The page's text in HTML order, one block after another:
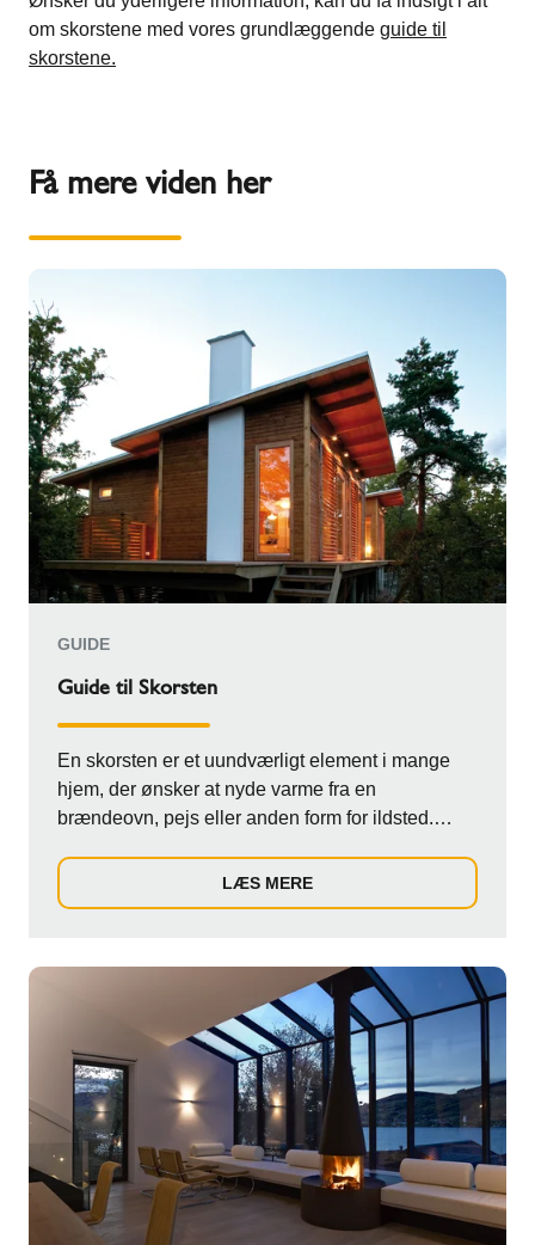
om skorstene med vores grundlæggende guide til
skorstene.
Få mere viden her
GUIDE
Guide til Skorsten
En skorsten er et uundværligt element i mange
hjem, der ønsker at nyde varme fra en
brændeovn, pejs eller anden form for ildsted.
LÆS MERE